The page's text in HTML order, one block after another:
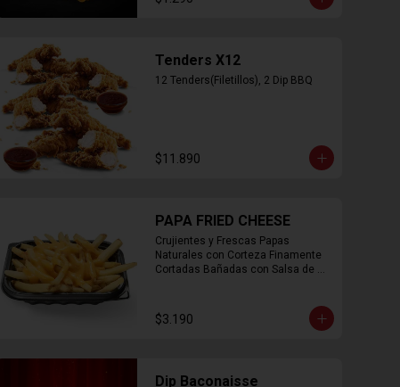
Tenders X12
12 Tenders(Filetillos), 2 Dip BBQ
$11.890
PAPA FRIED CHEESE
Crujientes y Frescas Papas
Naturales con Corteza Finamente
Cortadas Bañadas con Salsa de
$3.190
Dip Baconaisse